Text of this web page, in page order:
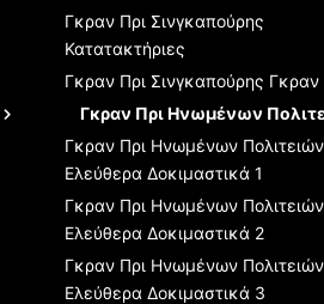
Γκραν Πρι Σινγκαπούρης
Κατατακτήριες
Γκραν Πρι Σινγκαπούρης Γκραν
Γκραν Πρι Ηνωμένων
Γκραν Πρι Ηνωμένων Πολιτειών
Ελεύθερα Δοκιμαστικά 1
Γκραν Πρι Ηνωμένων Πολιτειών
Ελεύθερα Δοκιμαστικά 2
Γκραν Πρι Ηνωμένων Πολιτειών
Ελεύθερα Δοκιμαστικά 3